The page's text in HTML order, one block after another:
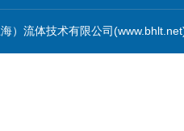
）流体技术有限公司